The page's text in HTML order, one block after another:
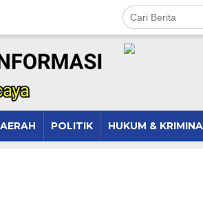
POLITIK HUKUM &